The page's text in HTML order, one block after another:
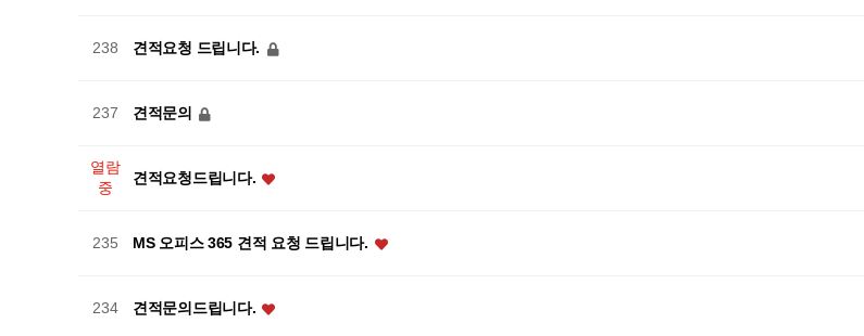
238 견적요청 드립니다.
237 견적문의
열람
중
견적요청드립니다.
235 MS 오피스 365 견적 요청 드립니다.
234 견적문의드립니다.